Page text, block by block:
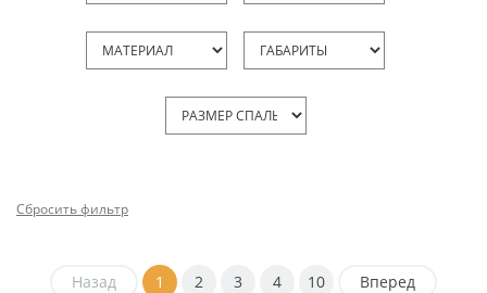
Сбросить фильтр
Назад 1 2 3 4 10 Вперед